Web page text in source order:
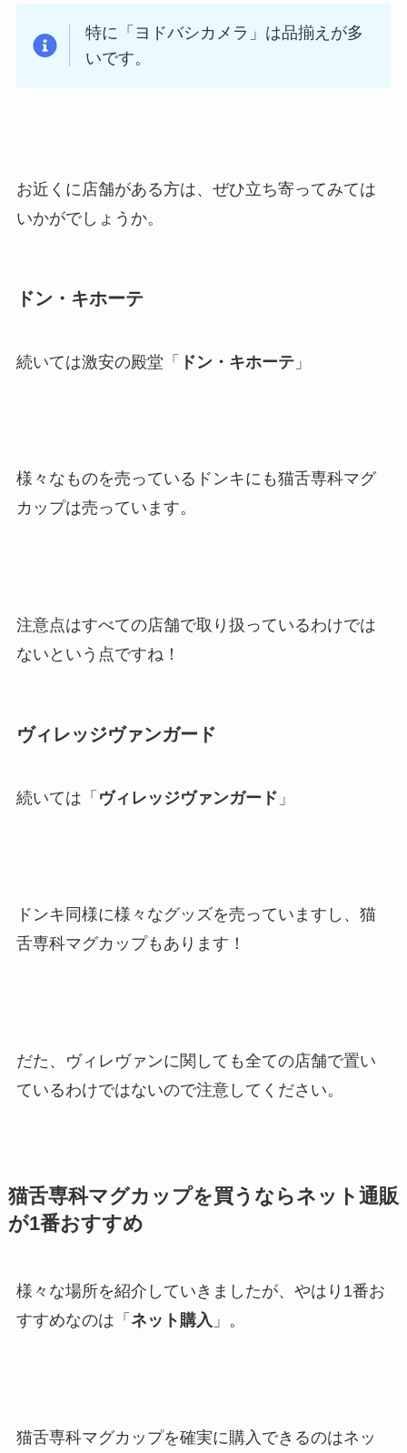
特に「ヨドバシカメラ」は品揃えが多
いです。
お近くに店舗がある方は、ぜひ立ち寄ってみては
いかがでしょうか。
ドン・キホーテ
続いては激安の殿堂「 ドン・キホーテ」
様々なものを売っているドンキにも猫舌専科マグ
カップは売っています。
注意点はすべての店舗で取り扱っているわけでは
ないという点ですね！
ヴィレッジヴァンガード
続いては「 ヴィレッジヴァンガード 」
ドンキ同様に様々なグッズを売っていますし、猫
舌専科マグカップもあります！
だた、ヴィレヴァンに関しても全ての店舗で置い
ているわけではないので注意してください。
猫舌専科マグカップを買うならネット通販
が1番おすすめ
様々な場所を紹介していきましたが、やはり1番お
すすめなのは「 ネット購入 」。
猫舌専科マグカップを確実に購入できるのはネッ